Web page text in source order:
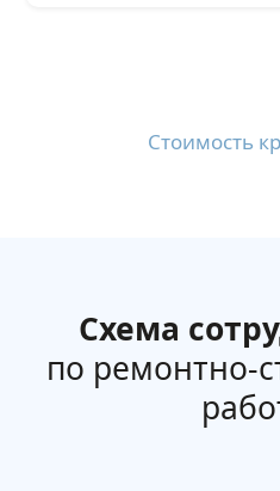
Стоимость
Схема
по ремонтно-